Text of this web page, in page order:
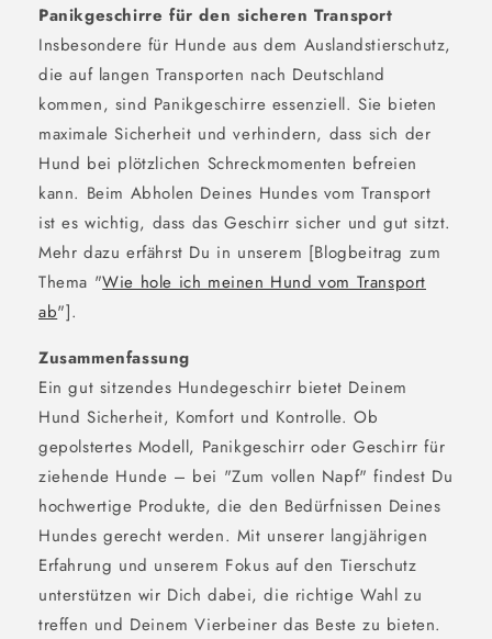
Panikgeschirre für den sicheren Transport
Insbesondere für Hunde aus dem Auslandstierschutz,
die auf langen Transporten nach Deutschland
kommen, sind Panikgeschirre essenziell. Sie bieten
maximale Sicherheit und verhindern, dass sich der
Hund bei plötzlichen Schreckmomenten befreien
kann. Beim Abholen Deines Hundes vom Transport
ist es wichtig, dass das Geschirr sicher und gut sitzt.
Mehr dazu erfährst Du in unserem [Blogbeitrag zum
Thema "Wie hole ich meinen Hund vom Transport
ab"].
Zusammenfassung
Ein gut sitzendes Hundegeschirr bietet Deinem
Hund Sicherheit, Komfort und Kontrolle. Ob
gepolstertes Modell, Panikgeschirr oder Geschirr für
ziehende Hunde – bei "Zum vollen Napf" findest Du
hochwertige Produkte, die den Bedürfnissen Deines
Hundes gerecht werden. Mit unserer langjährigen
Erfahrung und unserem Fokus auf den Tierschutz
unterstützen wir Dich dabei, die richtige Wahl zu
treffen und Deinem Vierbeiner das Beste zu bieten.